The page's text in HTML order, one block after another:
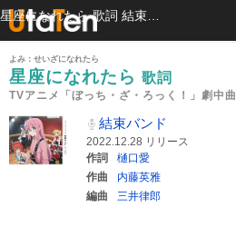
よみ：せいざになれたら
星座になれたら 歌詞
TVアニメ「ぼっち・ざ・ろっく！」劇中曲
結束バンド
2022.12.28 リリース
作詞
樋口愛
作曲
内藤英雅
編曲
三井律郎